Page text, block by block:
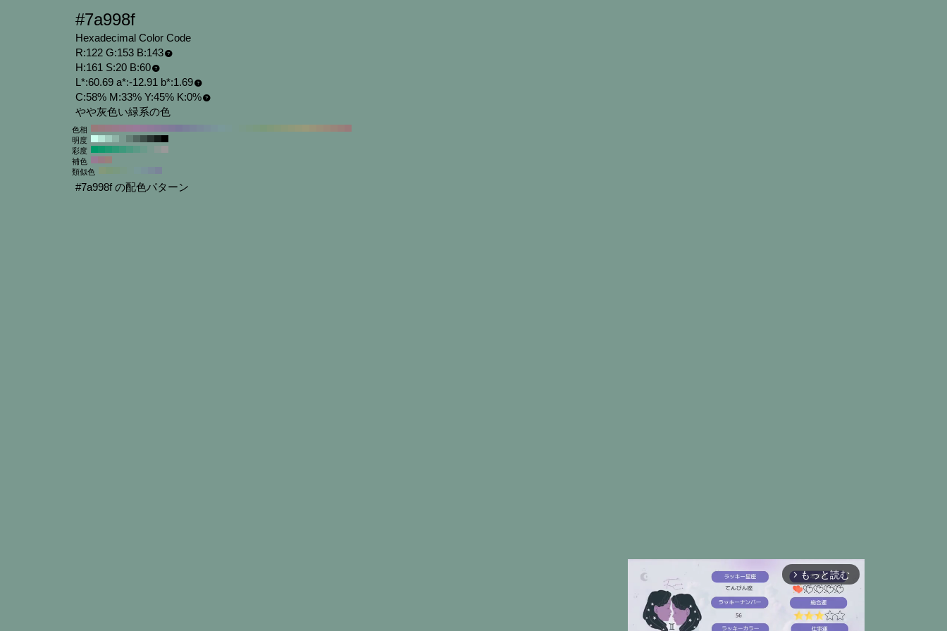
#7a998f
Hexadecimal Color Code
R:122 G:153 B:143
H:161 S:20 B:60
L*:60.69 a*:-12.91 b*:1.69
C:58% M:33% Y:45% K:0%
やや灰色い緑系の色
色相
明度
彩度
補色
類似色
#7a998f の配色パターン
arrow_forward_ios もっと読む